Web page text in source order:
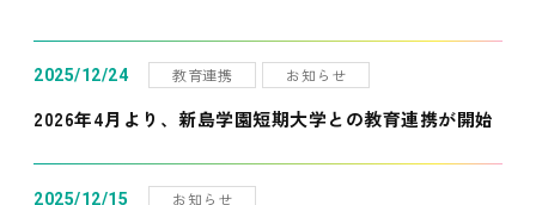
2025/12/24 教育連携 お知らせ
2026年4月より、新島学園短期大学との教育連携が開始
2025/12/15 お知らせ